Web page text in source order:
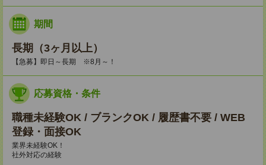
期間
長期（3ヶ月以上）
【急募】即日～長期 ※8月～！
応募資格・条件
職種未経験OK / ブランクOK / 履歴書不要 / WEB
登録・面接OK
業界未経験OK！
社外対応の経験